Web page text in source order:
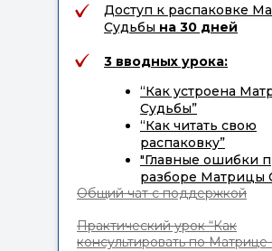
Доступ к распаковке
Судьбы на 30 дней
3 вводных урока:
“Как устроена
Судьбы”
“Как читать свою
распаковку”
"Главные ошибки
разборе Матрицы
Общий чат с поддержкой
Практический урок “Как
консультировать по